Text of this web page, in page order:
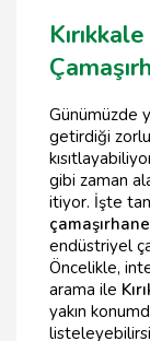
Günümüzde
getirdiği
gibi zaman
itiyor. İşte
endüstriyel
Öncelikle,
arama ile
yakın